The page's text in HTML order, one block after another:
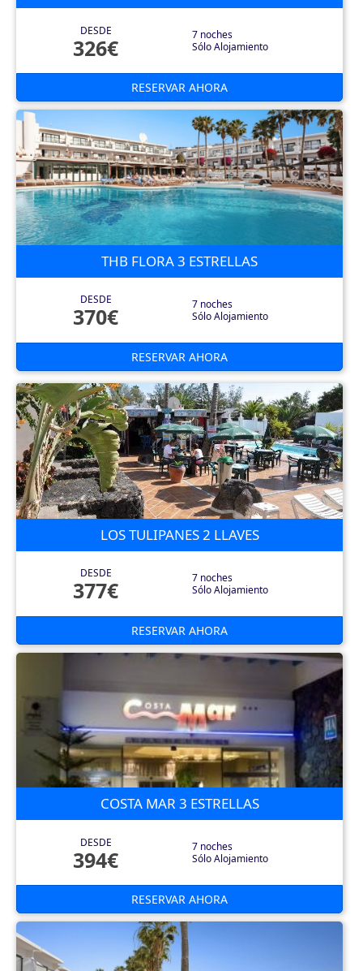
DESDE
326€
7 noches
Sólo Alojamiento
RESERVAR AHORA
THB FLORA 3 ESTRELLAS
DESDE
370€
7 noches
Sólo Alojamiento
RESERVAR AHORA
LOS TULIPANES 2 LLAVES
DESDE
377€
7 noches
Sólo Alojamiento
RESERVAR AHORA
COSTA MAR 3 ESTRELLAS
DESDE
394€
7 noches
Sólo Alojamiento
RESERVAR AHORA